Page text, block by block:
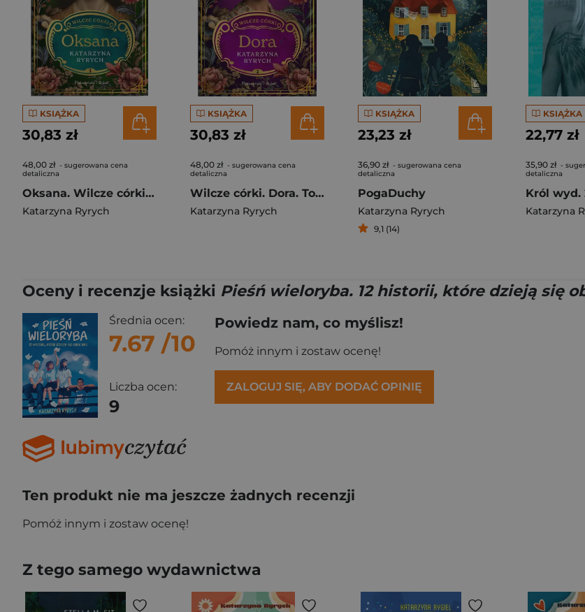
KSIĄŻKA
30,83 zł
48,00 zł - sugerowana cena
detaliczna
Oksana. Wilcze córki. Tom 3
Katarzyna Ryrych
KSIĄŻKA
30,83 zł
48,00 zł - sugerowana cena
detaliczna
Wilcze córki. Dora. Tom 2
Katarzyna Ryrych
KSIĄŻKA
23,23 zł
36,90 zł - sugerowana cena
detaliczna
PogaDuchy
Katarzyna Ryrych
9,1 (14)
KSIĄŻKA
22,77 zł
35,90 zł -
detaliczna
Król wyd.
Katarzyna
Oceny i recenzje książki Pieśń wieloryba. 12 historii, które dzieją się
Średnia ocen:
7.67 /10
Liczba ocen:
9
Powiedz nam, co myślisz!
Pomóż innym i zostaw ocenę!
ZALOGUJ SIĘ, ABY DODAĆ OPINIĘ
Ten produkt nie ma jeszcze żadnych recenzji
Pomóż innym i zostaw ocenę!
Z tego samego wydawnictwa